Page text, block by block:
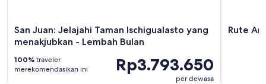
San Juan: Jelajahi Taman Ischigualasto yang
menakjubkan - Lembah Bulan
Rp3.793.650
per dewasa
100% traveler
merekomendasikan ini
Rute